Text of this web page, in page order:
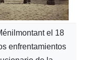
el 18
enfrentamientos